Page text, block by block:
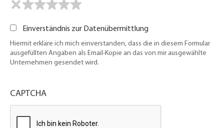
Einverständnis zur Datenübermittlung
Hiermit erkläre ich mich einverstanden, dass die in diesem Formular
ausgefüllten Angaben als Email-Kopie an das von mir ausgewählte
Unternehmen gesendet wird.
CAPTCHA